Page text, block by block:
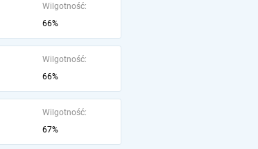
Wilgotność:
66%
Wilgotność:
66%
Wilgotność:
67%